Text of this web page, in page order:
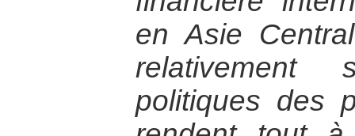
en Asie
relativement
politiques des